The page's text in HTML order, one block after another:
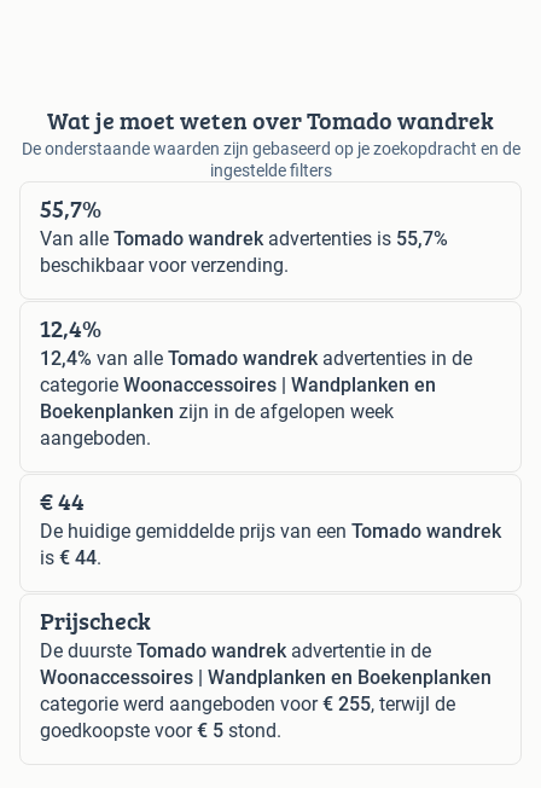
Wat je moet weten over Tomado wandrek
De onderstaande waarden zijn gebaseerd op je zoekopdracht en de
ingestelde filters
55,7%
Van alle Tomado wandrekadvertenties is 55,7%
beschikbaar voor verzending.
12,4%
12,4% van alle Tomado wandrekadvertenties in de
categorie Woonaccessoires | Wandplanken en
Boekenplanken zijn in de afgelopen week
aangeboden.
€ 44
De huidige gemiddelde prijs van een Tomado wandrek
is € 44.
Prijscheck
De duurste Tomado wandrekadvertentie in de
Woonaccessoires | Wandplanken en Boekenplanken
categorie werd aangeboden voor€ 255, terwijl de
goedkoopste voor€ 5 stond.